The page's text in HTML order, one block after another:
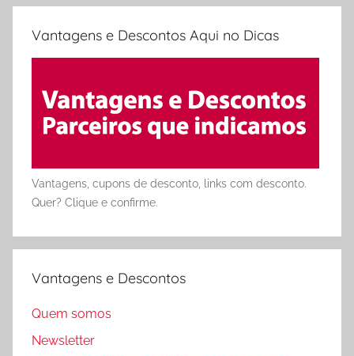
Vantagens e Descontos Aqui no Dicas
Vantagens, cupons de desconto, links com desconto.
Quer? Clique e confirme.
Vantagens e Descontos
Quem somos
Newsletter